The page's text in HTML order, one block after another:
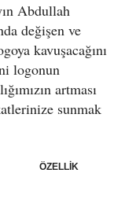
Abdullah
değişen ve
kavuşacağını
logonun
artması
sunmak
ÖZELLİK